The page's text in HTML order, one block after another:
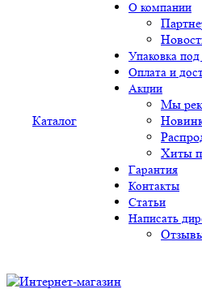
Каталог
О компании
Упаковка под
Оплата и
Акции
Мы
Хиты
Гарантия
Контакты
Статьи
Написать